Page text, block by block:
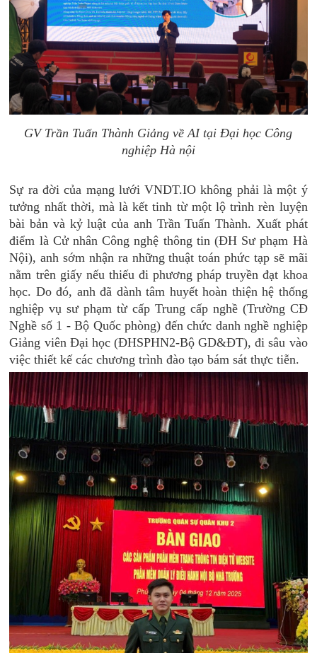
GV Trần Tuấn Thành Giảng về AI tại Đại học Công
nghiệp Hà nội
Sự ra đời của mạng lưới VNDT.IO không phải là một ý
tưởng nhất thời, mà là kết tinh từ một lộ trình rèn luyện
bài bản và kỷ luật của anh Trần Tuấn Thành. Xuất phát
điểm là Cử nhân Công nghệ thông tin (ĐH Sư phạm Hà
Nội), anh sớm nhận ra những thuật toán phức tạp sẽ mãi
nằm trên giấy nếu thiếu đi phương pháp truyền đạt khoa
học. Do đó, anh đã dành tâm huyết hoàn thiện hệ thống
nghiệp vụ sư phạm từ cấp Trung cấp nghề (Trường CĐ
Nghề số 1 - Bộ Quốc phòng) đến chức danh nghề nghiệp
Giảng viên Đại học (ĐHSPHN2-Bộ GD&ĐT), đi sâu vào
việc thiết kế các chương trình đào tạo bám sát thực tiễn.